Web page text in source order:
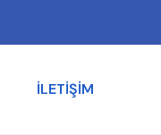
İLETIŞIM